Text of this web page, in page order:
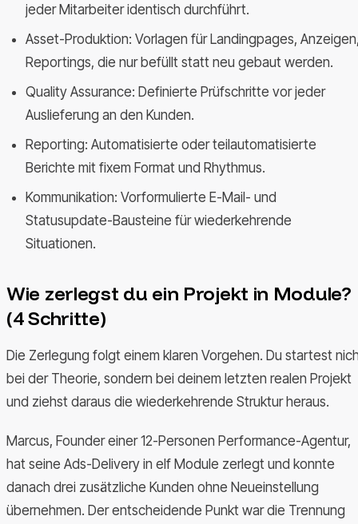
jeder Mitarbeiter identisch durchführt.
Asset-Produktion: Vorlagen für Landingpages,
Reportings, die nur befüllt statt neu gebaut werden.
Quality Assurance: Definierte Prüfschritte vor jeder
Auslieferung an den Kunden.
Reporting: Automatisierte oder teilautomatisierte
Berichte mit fixem Format und Rhythmus.
Kommunikation: Vorformulierte E-Mail- und
Statusupdate-Bausteine für wiederkehrende
Situationen.
Wie zerlegst du ein Projekt in Module?
(4 Schritte)
Die Zerlegung folgt einem klaren Vorgehen. Du startest
bei der Theorie, sondern bei deinem letzten realen Projekt
und ziehst daraus die wiederkehrende Struktur heraus.
Marcus, Founder einer 12-Personen Performance-Agentur,
hat seine Ads-Delivery in elf Module zerlegt und konnte
danach drei zusätzliche Kunden ohne Neueinstellung
übernehmen. Der entscheidende Punkt war die Trennung